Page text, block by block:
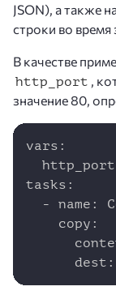
JSON), а также
строки во время
В качестве
http_port
,
значение 80,
vars:
tasks:
- name:
    copy: